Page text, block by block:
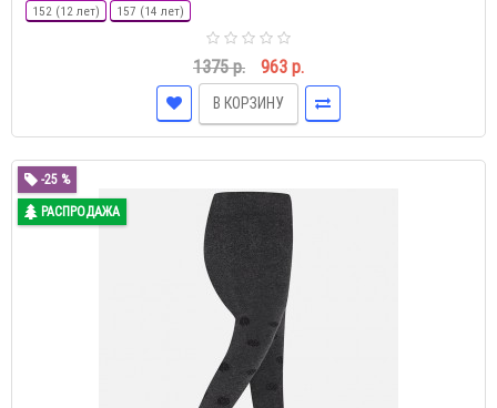
152 (12 лет) 157 (14 лет)
1375 р. 963 р.
В КОРЗИНУ
-25 %
РАСПРОДАЖА